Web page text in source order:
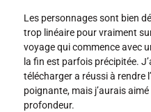
Les personnages sont bien
trop linéaire pour vraiment
voyage qui commence avec
la fin est parfois précipitée.
télécharger a réussi à rendre
poignante, mais j’aurais
profondeur.